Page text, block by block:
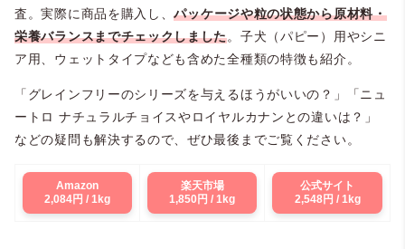
査。実際に商品を購入し、パッケージや粒の状態から原材料・
栄養バランスまでチェックしました。子犬（パピー）用やシニ
ア用、ウェットタイプなども含めた全種類の特徴も紹介。
「グレインフリーのシリーズを与えるほうがいいの？」「ニュ
ートロ ナチュラルチョイスやロイヤルカナンとの違いは？」
などの疑問も解決するので、ぜひ最後までご覧ください。
Amazon
2,084円 / 1kg
楽天市場
1,850円 / 1kg
公式サイト
2,548円 / 1kg